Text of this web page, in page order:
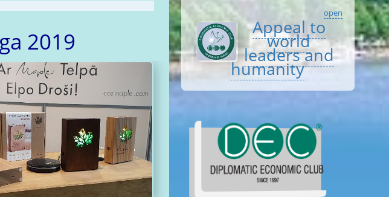
2019
open
Appeal to
world
leaders and
humanity